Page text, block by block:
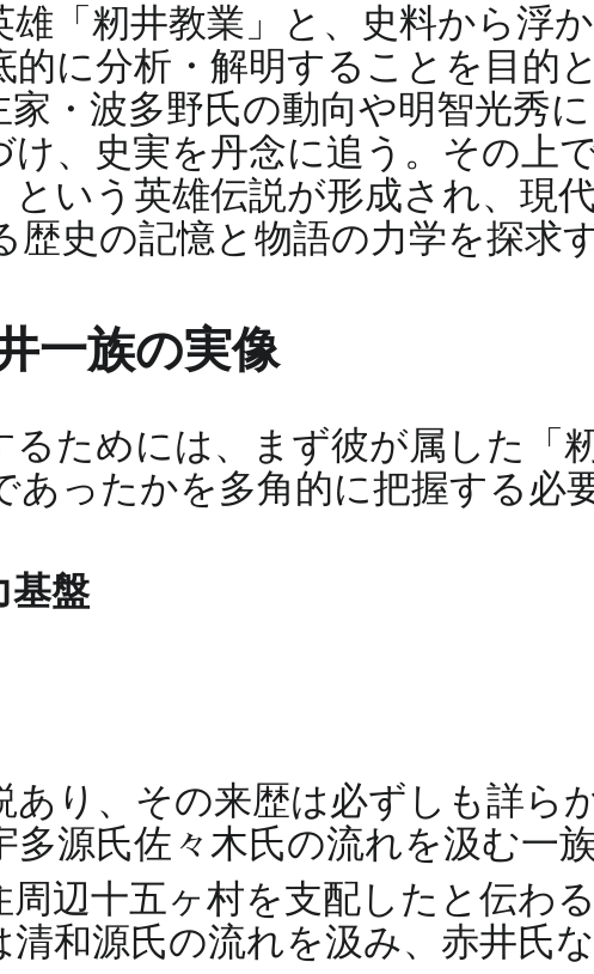
「籾井教業」と、史料から浮
的に分析・解明することを目的
・波多野氏の動向や明智光秀
け、史実を丹念に追う。その上
という英雄伝説が形成され、現
歴史の記憶と物語の力学を探求
一族の実像
ためには、まず彼が属した「
あったかを多角的に把握する必
基盤
り、その来歴は必ずしも詳ら
源氏佐々木氏の流れを汲む一
周辺十五ヶ村を支配したと伝わ
和源氏の流れを汲み、赤井氏